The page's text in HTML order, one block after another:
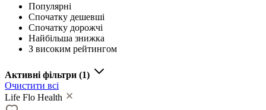
Популярні
Спочатку дешевші
Спочатку дорожчі
Найбільша знижка
З високим рейтингом
Активні фільтри (1)
Очистити всі
Life Flo Health